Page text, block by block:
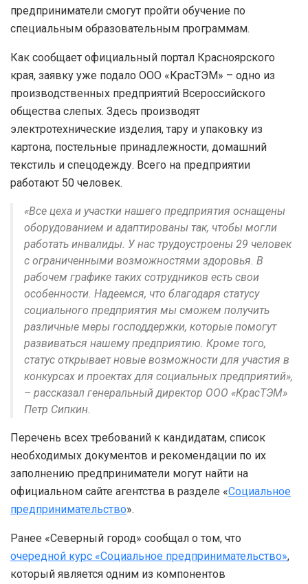
предприниматели смогут пройти обучение по
специальным образовательным программам.
Как сообщает официальный портал Красноярского
края, заявку уже подало ООО «КрасТЭМ» – одно из
производственных предприятий Всероссийского
общества слепых. Здесь производят
электротехнические изделия, тару и упаковку из
картона, постельные принадлежности, домашний
текстиль и спецодежду. Всего на предприятии
работают 50 человек.
«Все цеха и участки нашего предприятия оснащены
оборудованием и адаптированы так, чтобы могли
работать инвалиды. У нас трудоустроены 29 человек
с ограниченными возможностями здоровья. В
рабочем графике таких сотрудников есть свои
особенности. Надеемся, что благодаря статусу
социального предприятия мы сможем получить
различные меры господдержки, которые помогут
развиваться нашему предприятию. Кроме того,
статус открывает новые возможности для участия в
конкурсах и проектах для социальных предприятий»,
– рассказал генеральный директор ООО «КрасТЭМ»
Петр Сипкин.
Перечень всех требований к кандидатам, список
необходимых документов и рекомендации по их
заполнению предприниматели могут найти на
официальном сайте агентства в разделе «Социальное
предпринимательство».
Ранее «Северный город» сообщал о том, что
очередной курс «Социальное предпринимательство»,
который является одним из компонентов